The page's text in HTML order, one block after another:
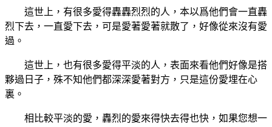
這世上，有很多愛得轟轟烈烈的人，本以爲他們會一直轟
烈下去，一直愛下去，可是愛著愛著就散了，好像從來沒有愛
過。
這世上，也有很多愛得平淡的人，表面來看他們好像是搭
夥過日子，殊不知他們都深深愛著對方，只是這份愛埋在心
裏。
相比較平淡的愛，轟烈的愛來得快去得也快，如果您想一